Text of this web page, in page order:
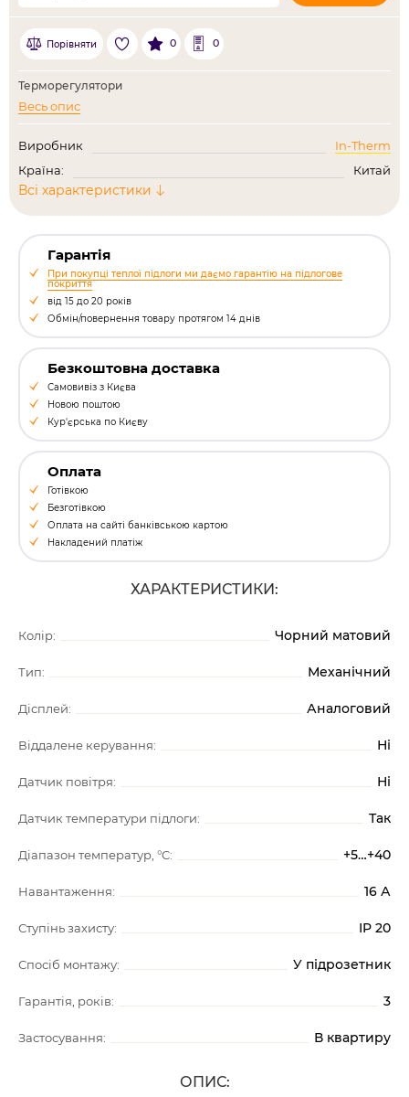
Порівняти 0 0
Терморегулятори
Весь опис
Виробник
In-Therm
Країна:
Китай
Всі характеристики
Гарантія
При покупці теплої підлоги ми даємо гарантію на підлогове
покриття
від 15 до 20 років
Обмін/повернення товару протягом 14 днів
Безкоштовна доставка
Самовивіз з Києва
Новою поштою
Кур'єрська по Києву
Оплата
Готівкою
Безготівкою
Оплата на сайті банківською картою
Накладений платіж
ХАРАКТЕРИСТИКИ:
Колір: Чорний матовий
Тип: Механічний
Дісплей: Аналоговий
Віддалене керування: Ні
Датчик повітря: Ні
Датчик температури підлоги: Так
Діапазон температур, °C: +5…+40
Навантаження: 16 А
Ступінь захисту: IP 20
Спосіб монтажу: У підрозетник
Гарантія, років: 3
Застосування: В квартиру
ОПИС: